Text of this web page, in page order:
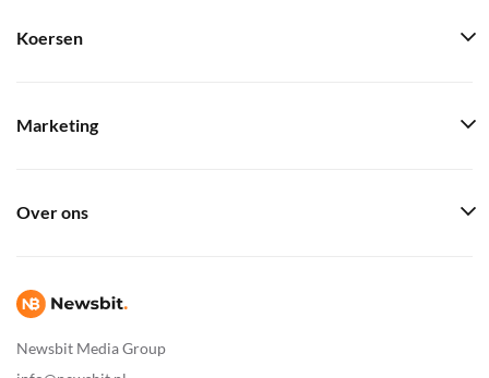
Newsbit Media Group
Koersen
Marketing
Over ons